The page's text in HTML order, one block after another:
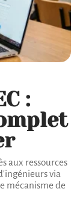
:
aux ressources
via
mécanisme de